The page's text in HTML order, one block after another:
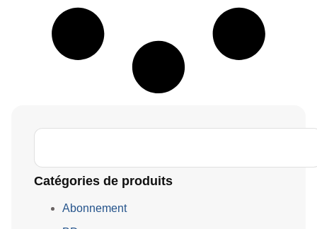
Catégories de produits
Abonnement